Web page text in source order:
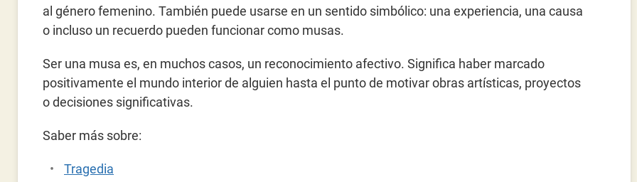
al género femenino. También puede usarse en un sentido simbólico: una experiencia, una causa
o incluso un recuerdo pueden funcionar como musas.
Ser una musa es, en muchos casos, un reconocimiento afectivo. Significa haber marcado
positivamente el mundo interior de alguien hasta el punto de motivar obras artísticas, proyectos
o decisiones significativas.
Saber más sobre:
Tragedia